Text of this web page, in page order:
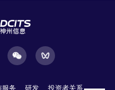
服务 研发 投资者关系